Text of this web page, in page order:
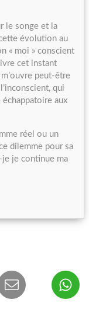
le songe et la
évolution au
« moi » conscient
cet instant
peut-être
qui
aux
réel ou un
dilemme pour sa
je je continue ma